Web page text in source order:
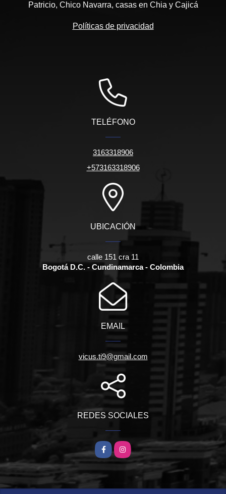
Patricio, Chico Navarra, casas en Chia y Cajicá
Políticas de privacidad
TELÉFONO
3163318906
+573163318906
UBICACIÓN
calle 151 cra 11
Bogotá D.C. - Cundinamarca - Colombia
EMAIL
vicus.ti9@gmail.com
REDES SOCIALES
FacebookInstagram